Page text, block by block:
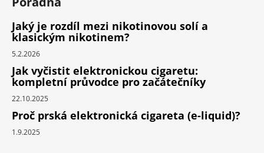
Jaký je rozdíl mezi nikotinovou solí a
klasickým nikotinem?
5.2.2026
Jak vyčistit elektronickou cigaretu:
kompletní průvodce pro začátečníky
22.10.2025
Proč prská elektronická cigareta (e-liquid)?
1.9.2025